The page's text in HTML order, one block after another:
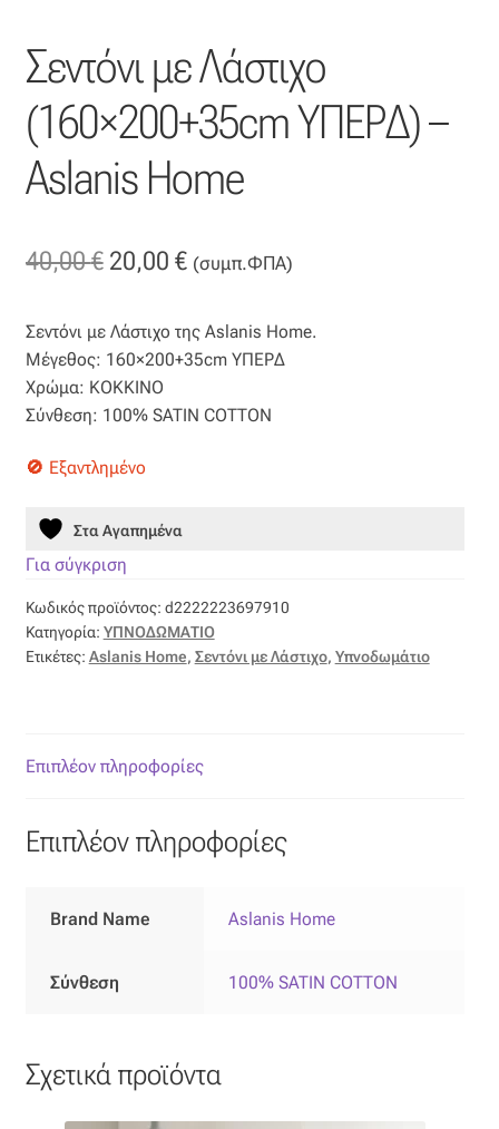
Λογαριασμός
Όλα τα υφάσματα
Black-out
Βελούδο
Βελουτέ
Βουάλ
Γάζα
Δαντέλα
Επιπλόπανο
Λονέτα
Μουσελίνα
Σεντόνι με Λάστιχο
(160×200+35cm ΥΠΕΡΔ) –
Aslanis Home
40,00€ Original
was:
40,00 €.
20,00 €Η
τιμή
20,00 €.
(συμπ.ΦΠΑ)
Σεντόνι με Λάστιχο της Aslanis Home.
Μέγεθος: 160×200+35cm ΥΠΕΡΔ
Χρώμα: ΚΟΚΚΙΝΟ
Σύνθεση: 100% SATIN COTTON
Εξαντλημένο
Στα Αγαπημένα
Για σύγκριση
Κωδικός προϊόντος: d2222223697910
Κατηγορία: ΥΠΝΟΔΩΜΑΤΙΟ
Ετικέτες: Aslanis Home, Σεντόνι με Λάστιχο, Υπνοδωμάτιο
Επιπλέον πληροφορίες
Επιπλέον πληροφορίες
Brand Name Aslanis Home
Σύνθεση 100% SATIN COTTON
Σχετικά προϊόντα